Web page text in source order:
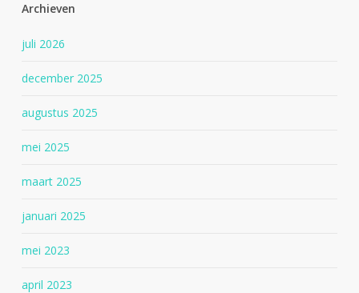
Archieven
juli 2026
december 2025
augustus 2025
mei 2025
maart 2025
januari 2025
mei 2023
april 2023